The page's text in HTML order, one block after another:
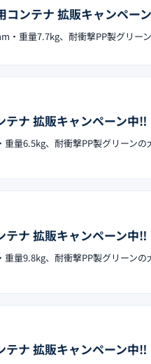
コンテナ 拡販キャンペー
・重量7.7kg、耐衝撃PP製グリー
ナ 拡販キャンペーン中‼︎
量6.5kg、耐衝撃PP製グリーンの
ナ 拡販キャンペーン中‼︎
量9.8kg、耐衝撃PP製グリーンの
ナ 拡販キャンペーン中‼︎